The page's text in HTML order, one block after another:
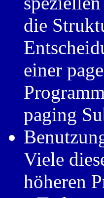
die
einer
paging
Viele
höheren